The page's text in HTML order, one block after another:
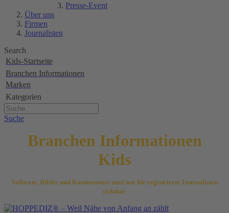
Presse-Event
Über uns
Firmen
Journalisten
Search
Kids-Startseite
Branchen Informationen
Marken
Kategorien
Suche
Branchen Informationen
Kids
Volltexte, Bilder und Kommentare sind nur für registrierte Journalisten
sichtbar